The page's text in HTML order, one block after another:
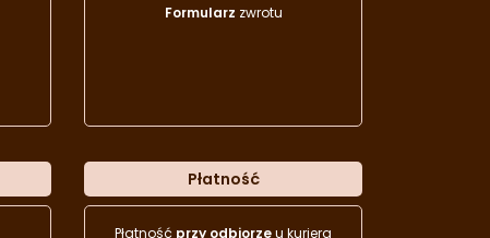
Formularz zwrotu
Płatność
Płatność przy odbiorzeu kuriera